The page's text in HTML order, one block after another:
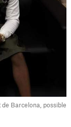
de Barcelona, possible